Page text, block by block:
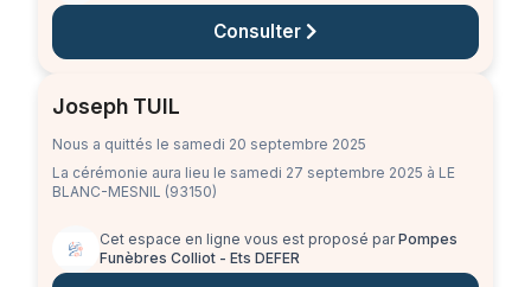
Consulter
Joseph TUIL
Nous a quittés le samedi 20 septembre 2025
La cérémonie aura lieu le samedi 27 septembre 2025 à LE
BLANC-MESNIL (93150)
Cet espace en ligne vous est proposé parPompes
Funèbres Colliot - Ets DEFER